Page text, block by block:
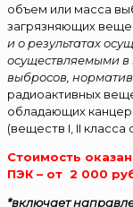
объем или масса
загрязняющих
и о результатах
осуществляемыми в
выбросов,
радиоактивных
обладающих
(веществ I, II класса
Стоимость
ПЭК – от 2 000
*включает